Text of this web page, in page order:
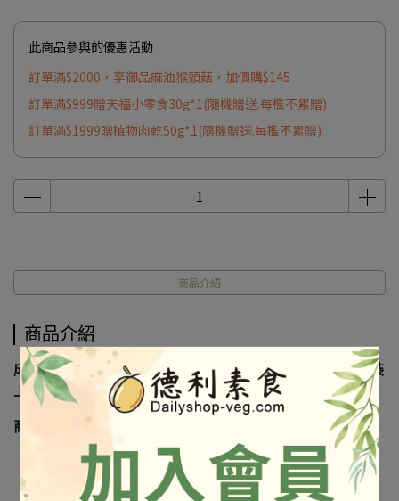
此商品參與的優惠活動
訂單滿$2000，享御品麻油猴頭菇，加價購$145
訂單滿$999贈天福小零食30g*1(隨機贈送.每檻不累贈)
訂單滿$1999贈植物肉乾50g*1(隨機贈送.每檻不累贈)
商品介紹
商品介紹
成份及營養標示如圖所示，若與圖片有差異時，以實際包裝
上標示為準
商品照出自官網